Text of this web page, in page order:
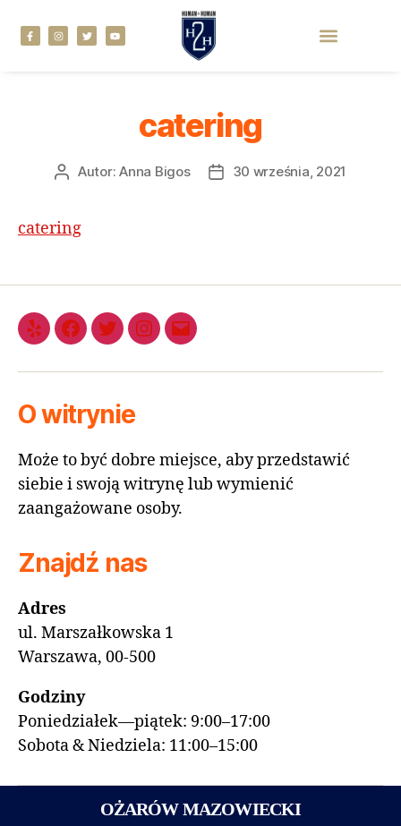
catering
Autor:Anna Bigos 30 września, 2021
catering
O witrynie
Może to być dobre miejsce, aby przedstawić
siebie i swoją witrynę lub wymienić
zaangażowane osoby.
Znajdź nas
Adres
ul. Marszałkowska 1
Warszawa, 00-500
Godziny
Poniedziałek—piątek: 9:00–17:00
Sobota & Niedziela: 11:00–15:00
OŻARÓW MAZOWIECKI